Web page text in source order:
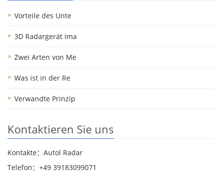
Vorteile des Unte
3D Radargerät Ima
Zwei Arten von Me
Was ist in der Re
Verwandte Prinzip
Kontaktieren Sie uns
Kontakte：Autol Radar
Telefon：+49 39183099071